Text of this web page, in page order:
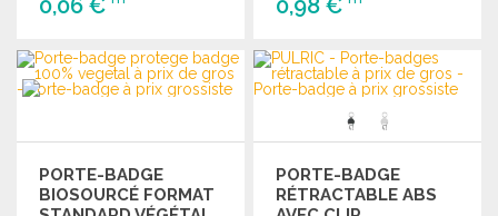
COMMANDER
Demander un devis
COMMANDER
Demander un devis
PORTE-BADGE
BIOSOURCÉ FORMAT
PORTE-BADGE
RÉTRACTABLE ABS